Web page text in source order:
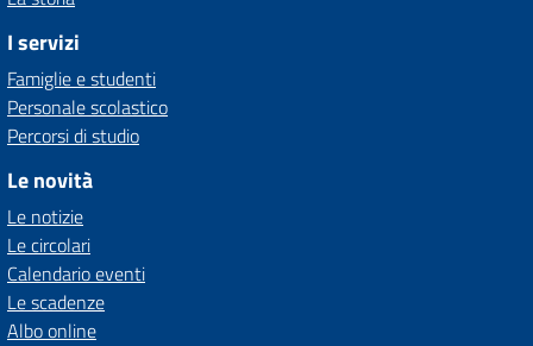
I servizi
Famiglie e studenti
Personale scolastico
Percorsi di studio
Le novità
Le notizie
Le circolari
Calendario eventi
Le scadenze
Albo online